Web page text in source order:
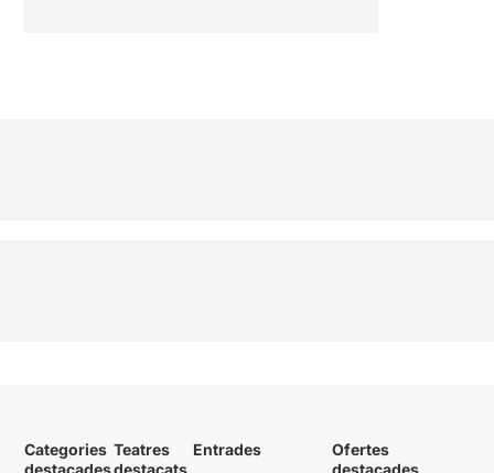
Categories
destacades
Teatres
destacats
Entrades
Ofertes
destacades